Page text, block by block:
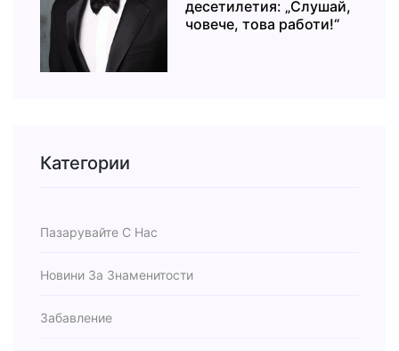
десетилетия: „Слушай,
човече, това работи!“
Категории
Пазарувайте С Нас
Новини За Знаменитости
Забавление